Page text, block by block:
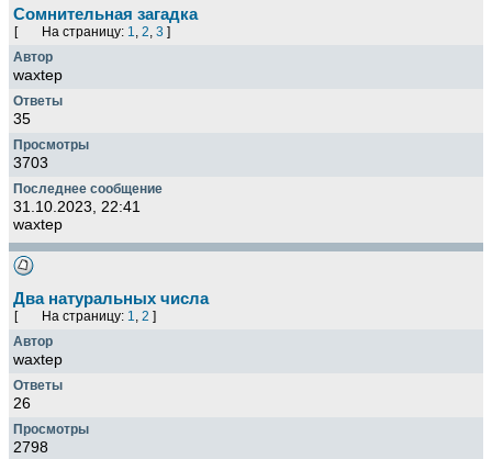
Сомнительная загадка
[ На страницу: 1, 2, 3 ]
waxtep
35
3703
31.10.2023, 22:41
waxtep
Два натуральных числа
[ На страницу: 1, 2 ]
waxtep
26
2798